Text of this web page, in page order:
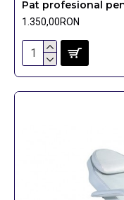
Pat profesional
1.350,00RON